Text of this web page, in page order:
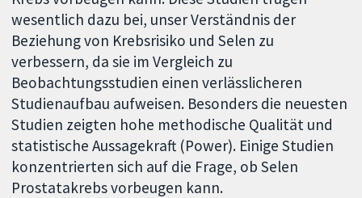
wesentlich dazu bei, unser Verständnis der
Beziehung von Krebsrisiko und Selen zu
verbessern, da sie im Vergleich zu
Beobachtungsstudien einen verlässlicheren
Studienaufbau aufweisen. Besonders die neuesten
Studien zeigten hohe methodische Qualität und
statistische Aussagekraft (Power). Einige Studien
konzentrierten sich auf die Frage, ob Selen
Prostatakrebs vorbeugen kann.